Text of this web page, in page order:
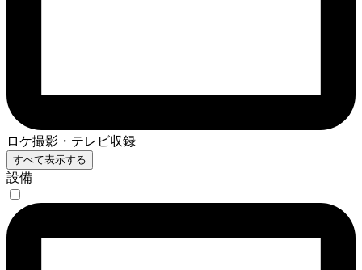
ロケ撮影・テレビ収録
すべて表示する
設備